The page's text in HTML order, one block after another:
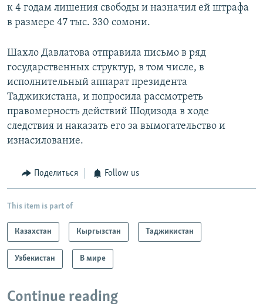
к 4 годам лишения свободы и назначил ей штрафа
в размере 47 тыс. 330 сомони.
Шахло Давлатова отправила письмо в ряд
государственных структур, в том числе, в
исполнительный аппарат президента
Таджикистана, и попросила рассмотреть
правомерность действий Шодизода в ходе
следствия и наказать его за вымогательство и
изнасилование.
Поделиться Follow us
This item is part of
Казахстан Кыргызстан Таджикистан
Узбекистан В мире
Continue reading